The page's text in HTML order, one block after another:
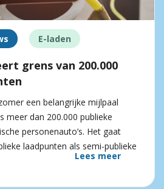
E-laden
grens van 200.000
een belangrijke mijlpaal
meer dan 200.000 publieke
personenauto’s. Het gaat
laadpunten als semi-publieke
Lees meer